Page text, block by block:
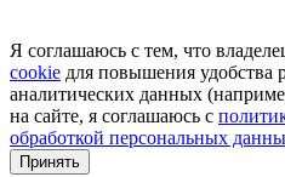
Я соглашаюсь с тем, что
cookie для повышения удобства
аналитических данных
на сайте, я соглашаюсь с
обработкой персональных
Принять